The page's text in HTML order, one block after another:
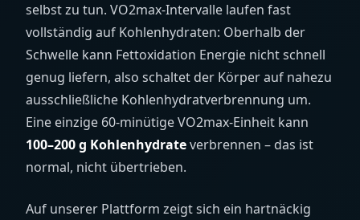
selbst zu tun. VO2max-Intervalle laufen fast
vollständig auf Kohlenhydraten: Oberhalb der
Schwelle kann Fettoxidation Energie nicht schnell
genug liefern, also schaltet der Körper auf nahezu
ausschließliche Kohlenhydratverbrennung um.
Eine einzige 60-minütige VO2max-Einheit kann
100–200 g Kohlenhydrateverbrennen – das ist
normal, nicht übertrieben.
Auf unserer Plattform zeigt sich ein hartnäckig